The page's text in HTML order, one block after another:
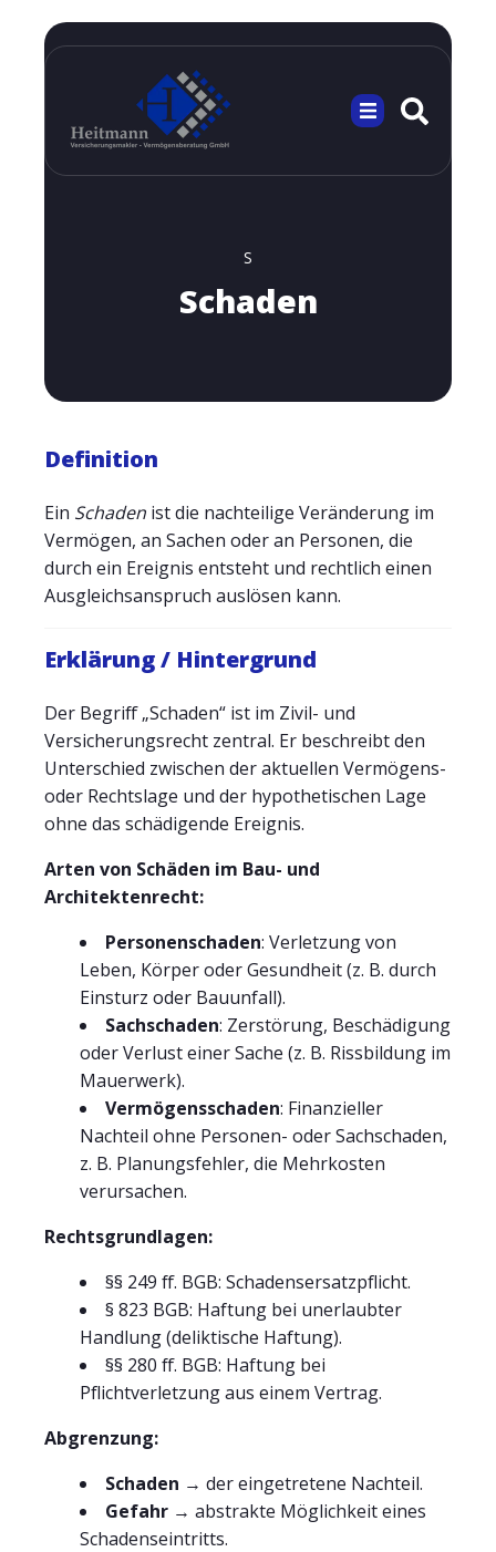
S
Schaden
Definition
Ein Schaden ist die nachteilige Veränderung im
Vermögen, an Sachen oder an Personen, die
durch ein Ereignis entsteht und rechtlich einen
Ausgleichsanspruch auslösen kann.
Erklärung / Hintergrund
Der Begriff „Schaden“ ist im Zivil- und
Versicherungsrecht zentral. Er beschreibt den
Unterschied zwischen der aktuellen Vermögens-
oder Rechtslage und der hypothetischen Lage
ohne das schädigende Ereignis.
Arten von Schäden im Bau- und
Architektenrecht:
Personenschaden: Verletzung von
Leben, Körper oder Gesundheit (z. B. durch
Einsturz oder Bauunfall).
Sachschaden: Zerstörung, Beschädigung
oder Verlust einer Sache (z. B. Rissbildung im
Mauerwerk).
Vermögensschaden: Finanzieller
Nachteil ohne Personen- oder Sachschaden,
z. B. Planungsfehler, die Mehrkosten
verursachen.
Rechtsgrundlagen:
§§ 249 ff. BGB: Schadensersatzpflicht.
§ 823 BGB: Haftung bei unerlaubter
Handlung (deliktische Haftung).
§§ 280 ff. BGB: Haftung bei
Pflichtverletzung aus einem Vertrag.
Abgrenzung:
Schaden → der eingetretene Nachteil.
Gefahr → abstrakte Möglichkeit eines
Schadenseintritts.